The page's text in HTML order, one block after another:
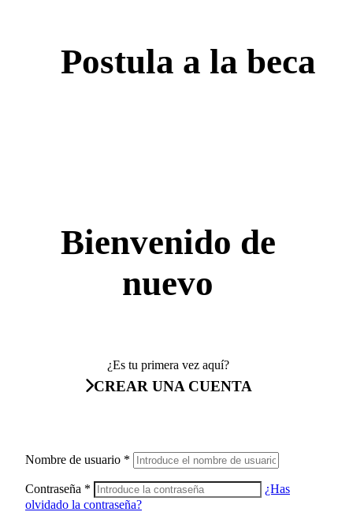
Postula a la beca
Bienvenido de
nuevo
¿Es tu primera vez aquí?
CREAR UNA CUENTA
Nombre de usuario *
Contraseña *
¿Has
olvidado la contraseña?